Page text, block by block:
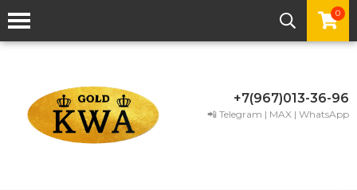
0
+7(967)013-36-96
📲 Telegram | MAX | WhatsApp